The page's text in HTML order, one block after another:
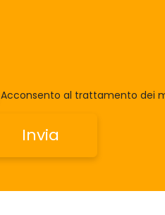
Acconsento al trattamento dei